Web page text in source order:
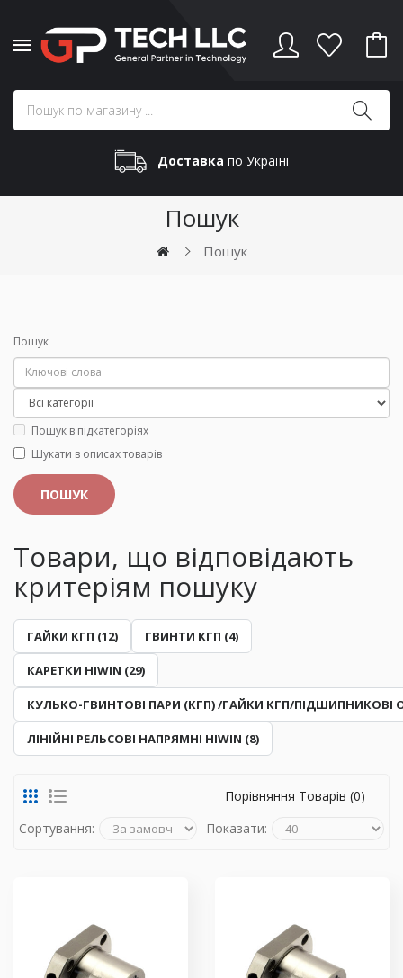
Доставка по Україні
Пошук
Пошук
Пошук
Пошук в підкатегоріях
Шукати в описах товарів
Товари, що відповідають
критеріям пошуку
ГАЙКИ КГП (12) ГВИНТИ КГП (4)
КАРЕТКИ HIWIN (29)
КУЛЬКО-ГВИНТОВІ ПАРИ (КГП) /ГАЙКИ КГП/ПІДШИПНИКОВІ
ЛІНІЙНІ РЕЛЬСОВІ НАПРЯМНІ HIWIN (8)
Порівняння Товарів (0)
Сортування:
Показати: